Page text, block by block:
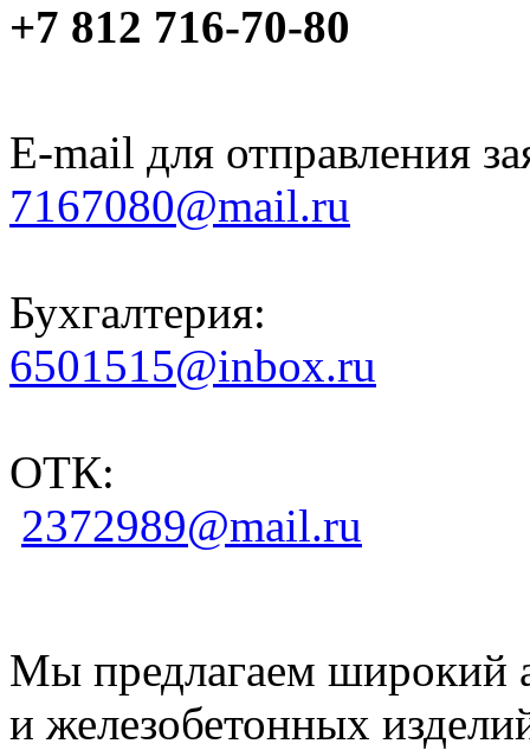
+7 812 716-70-80
E-mail для отправления
7167080@mail.ru
Бухгалтерия:
6501515@inbox.ru
ОТК:
2372989@mail.ru
Мы предлагаем широкий
и железобетонных